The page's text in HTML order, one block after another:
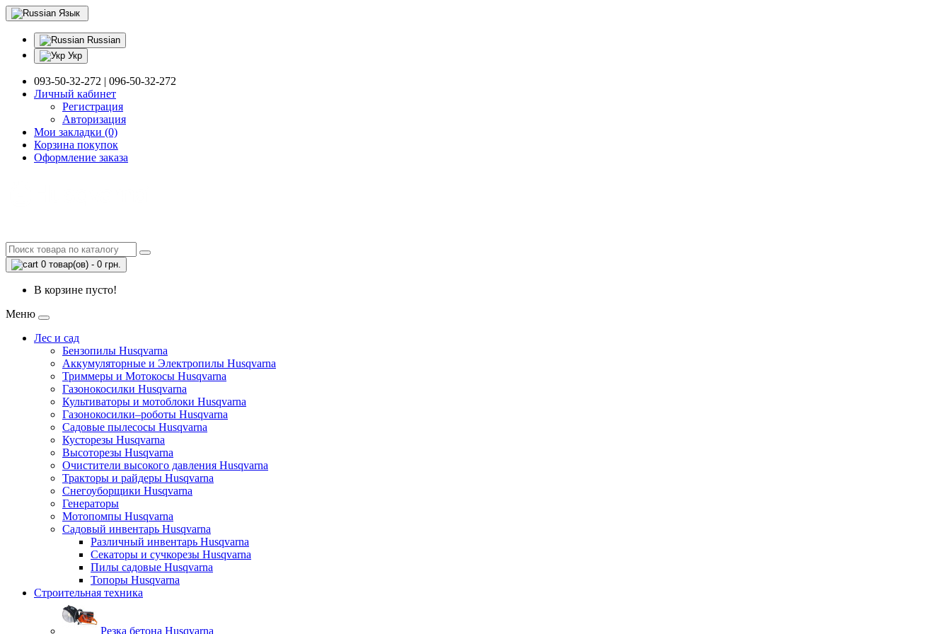
Язык
Russian
Укр
093-50-32-272 | 096-50-32-272
Личный кабинет
Регистрация
Авторизация
Мои закладки (0)
Корзина покупок
Оформление заказа
0 товар(ов) - 0 грн.
В корзине пусто!
Меню
Лес и сад
Бензопилы Husqvarna
Аккумуляторные и Электропилы Нusqvarna
Триммеры и Мотокосы Нusqvarna
Газонокосилки Husqvarna
Культиваторы и мотоблоки Husqvarna
Газонокосилки–роботы Husqvarna
Садовые пылесосы Husqvarna
Кусторезы Husqvarna
Высоторезы Husqvarna
Очистители высокого давления Husqvarna
Тракторы и райдеры Husqvarna
Снегоуборщики Husqvarna
Генераторы
Мотопомпы Husqvarna
Садовый инвентарь Husqvarna
Различный инвентарь Husqvarna
Секаторы и сучкорезы Husqvarna
Пилы садовые Husqvarna
Топоры Husqvarna
Строительная техника
Резка бетона Husqvarna